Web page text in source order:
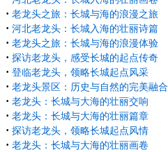
· 老龙头之旅：长城与海的浪漫之旅
· 河北老龙头：长城入海的壮丽诗篇
· 老龙头之旅：长城与海的浪漫体验
· 探访老龙头，感受长城的起点传奇
· 登临老龙头，领略长城起点风采
· 老龙头景区：历史与自然的完美融合
· 老龙头：长城与大海的壮丽交响
· 老龙头：长城与大海的壮丽篇章
· 探访老龙头，领略长城起点风情
· 老龙头：长城与大海的壮丽画卷